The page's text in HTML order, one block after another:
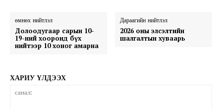
өмнөх нийтлэл
Долоодугаар сарын 10-
19-ний хооронд бүх
нийтээр 10 хоног амарна
Дараагийн нийтлэл
2026 оны элсэлтийн
шалгалтын хуваарь
ХАРИУ ҮЛДЭЭХ